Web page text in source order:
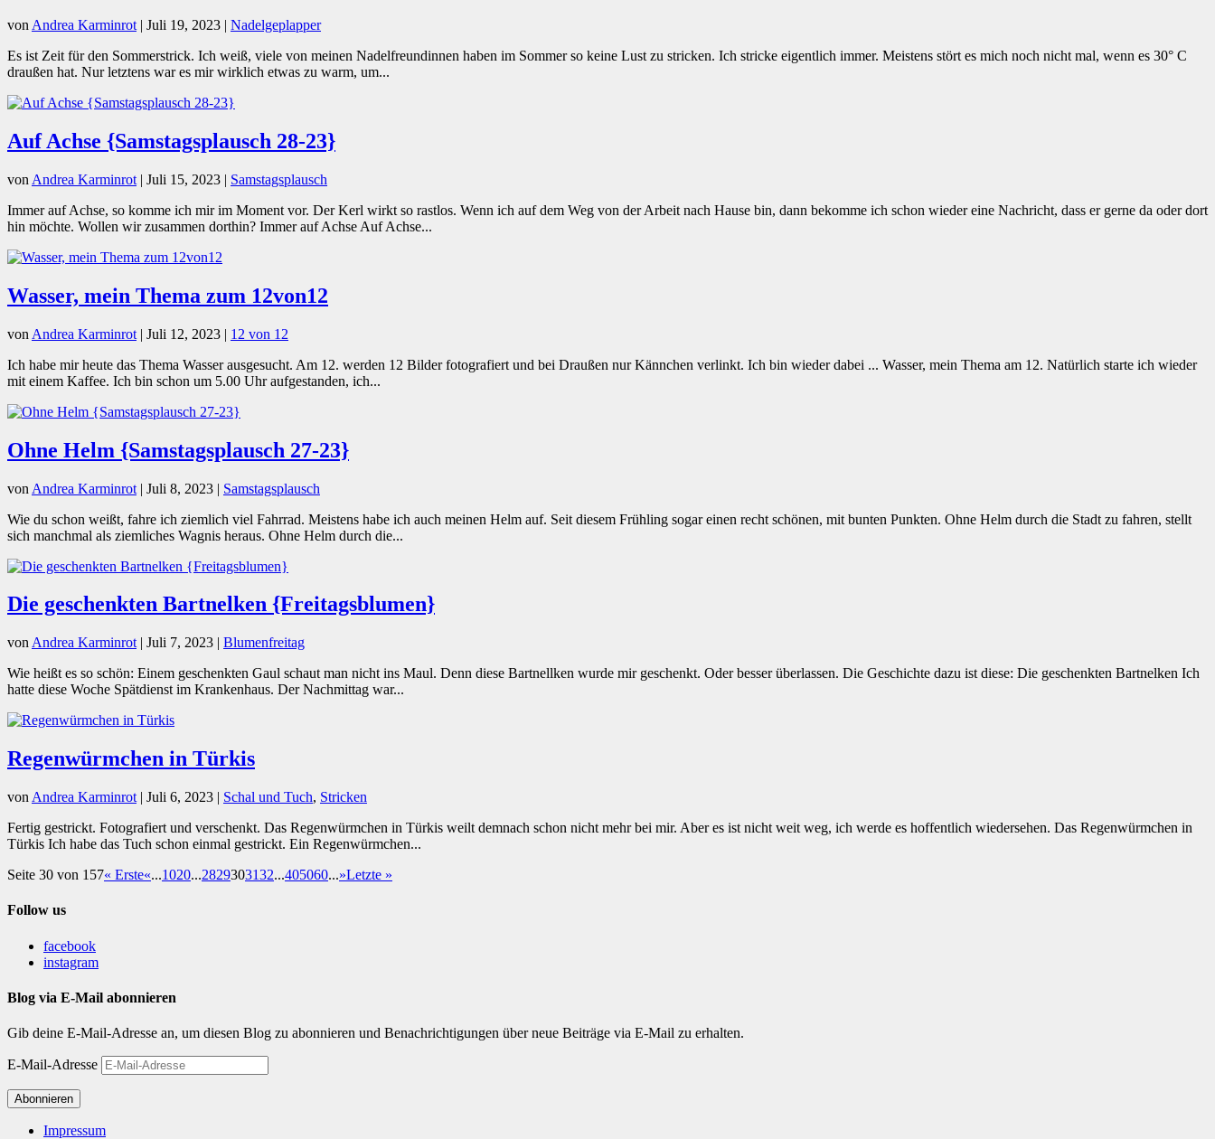
von Andrea Karminrot | Juli 19, 2023 | Nadelgeplapper
Es ist Zeit für den Sommerstrick. Ich weiß, viele von meinen Nadelfreundinnen haben im Sommer so keine Lust zu stricken. Ich stricke eigentlich immer. Meistens stört es mich noch nicht mal, wenn es 30° C
draußen hat. Nur letztens war es mir wirklich etwas zu warm, um...
Auf Achse {Samstagsplausch 28-23}
von Andrea Karminrot | Juli 15, 2023 | Samstagsplausch
Immer auf Achse, so komme ich mir im Moment vor. Der Kerl wirkt so rastlos. Wenn ich auf dem Weg von der Arbeit nach Hause bin, dann bekomme ich schon wieder eine Nachricht, dass er gerne da oder dort
hin möchte. Wollen wir zusammen dorthin? Immer auf Achse Auf Achse...
Wasser, mein Thema zum 12von12
von Andrea Karminrot | Juli 12, 2023 | 12 von 12
Ich habe mir heute das Thema Wasser ausgesucht. Am 12. werden 12 Bilder fotografiert und bei Draußen nur Kännchen verlinkt. Ich bin wieder dabei ... Wasser, mein Thema am 12. Natürlich starte ich wieder
mit einem Kaffee. Ich bin schon um 5.00 Uhr aufgestanden, ich...
Ohne Helm {Samstagsplausch 27-23}
von Andrea Karminrot | Juli 8, 2023 | Samstagsplausch
Wie du schon weißt, fahre ich ziemlich viel Fahrrad. Meistens habe ich auch meinen Helm auf. Seit diesem Frühling sogar einen recht schönen, mit bunten Punkten. Ohne Helm durch die Stadt zu fahren, stellt
sich manchmal als ziemliches Wagnis heraus. Ohne Helm durch die...
Die geschenkten Bartnelken {Freitagsblumen}
von Andrea Karminrot | Juli 7, 2023 | Blumenfreitag
Wie heißt es so schön: Einem geschenkten Gaul schaut man nicht ins Maul. Denn diese Bartnellken wurde mir geschenkt. Oder besser überlassen. Die Geschichte dazu ist diese: Die geschenkten Bartnelken Ich
hatte diese Woche Spätdienst im Krankenhaus. Der Nachmittag war...
Regenwürmchen in Türkis
von Andrea Karminrot | Juli 6, 2023 | Schal und Tuch, Stricken
Fertig gestrickt. Fotografiert und verschenkt. Das Regenwürmchen in Türkis weilt demnach schon nicht mehr bei mir. Aber es ist nicht weit weg, ich werde es hoffentlich wiedersehen. Das Regenwürmchen in
Türkis Ich habe das Tuch schon einmal gestrickt. Ein Regenwürmchen...
Seite 30 von 157« Erste«...1020...2829303132...405060...»Letzte »
Follow us
facebook
instagram
Blog via E-Mail abonnieren
Gib deine E-Mail-Adresse an, um diesen Blog zu abonnieren und Benachrichtigungen über neue Beiträge via E-Mail zu erhalten.
E-Mail-Adresse
Abonnieren
Impressum